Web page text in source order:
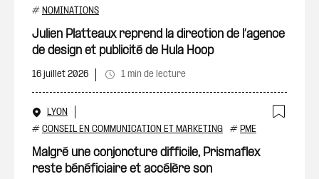
# NOMINATIONS
Julien Platteaux reprend la direction de l’agence
de design et publicité de Hula Hoop
16 juillet 2026 1 min de lecture
LYON
# CONSEIL EN COMMUNICATION ET MARKETING # PME
Malgré une conjoncture difficile, Prismaflex
reste bénéficiaire et accélère son